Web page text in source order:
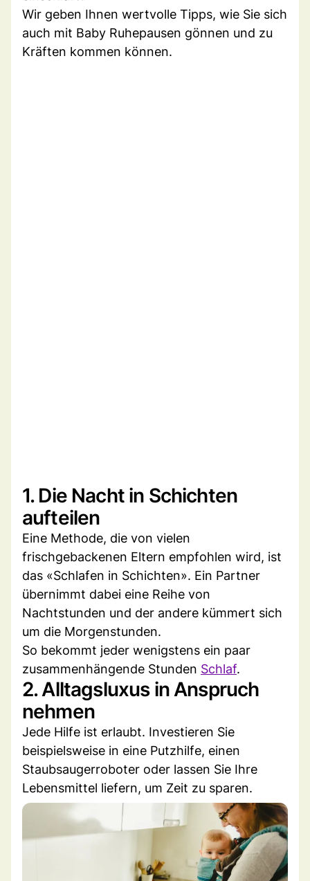
Wir geben Ihnen wertvolle Tipps, wie Sie sich
auch mit Baby Ruhepausen gönnen und zu
Kräften kommen können.
1. Die Nacht in Schichten
aufteilen
Eine Methode, die von vielen
frischgebackenen Eltern empfohlen wird, ist
das «Schlafen in Schichten». Ein Partner
übernimmt dabei eine Reihe von
Nachtstunden und der andere kümmert sich
um die Morgenstunden.
So bekommt jeder wenigstens ein paar
zusammenhängende Stunden Schlaf.
2. Alltagsluxus in Anspruch
nehmen
Jede Hilfe ist erlaubt. Investieren Sie
beispielsweise in eine Putzhilfe, einen
Staubsaugerroboter oder lassen Sie Ihre
Lebensmittel liefern, um Zeit zu sparen.